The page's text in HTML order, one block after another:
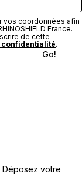
vos coordonnées afin
France.
de cette
confidentialité.
Go!
Déposez votre